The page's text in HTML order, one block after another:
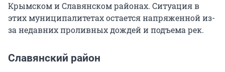
Крымском и Славянском районах. Ситуация в
этих муниципалитетах остается напряженной из-
за недавних проливных дождей и подъема рек.
Славянский район